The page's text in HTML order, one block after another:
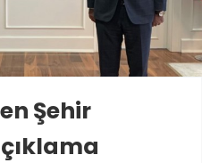
Şehir